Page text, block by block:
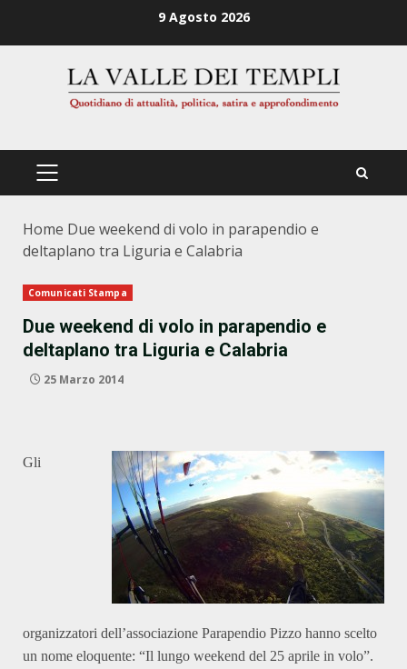
9 Agosto 2026
PRIMÄRES
Home Due weekend di volo in parapendio e
deltaplano tra Liguria e Calabria
Comunicati Stampa
Due weekend di volo in parapendio e
deltaplano tra Liguria e Calabria
25 Marzo 2014
Gli
organizzatori dell’associazione Parapendio Pizzo hanno scelto
un nome eloquente: “Il lungo weekend del 25 aprile in volo”.